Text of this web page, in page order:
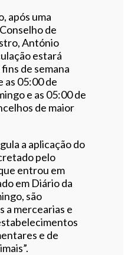
após uma
de
António
estará
de semana
as 05:00 de
e as 05:00 de
de maior
a aplicação do
pelo
entrou em
em Diário da
são
a mercearias e
e de